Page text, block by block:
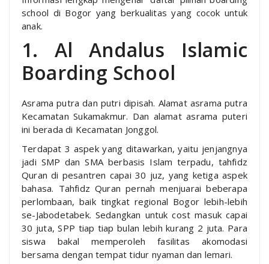
school di Bogor yang berkualitas yang cocok untuk
anak.
1. Al Andalus Islamic
Boarding School
Asrama putra dan putri dipisah. Alamat asrama putra
Kecamatan Sukamakmur. Dan alamat asrama puteri
ini berada di Kecamatan Jonggol.
Terdapat 3 aspek yang ditawarkan, yaitu jenjangnya
jadi SMP dan SMA berbasis Islam terpadu, tahfidz
Quran di pesantren capai 30 juz, yang ketiga aspek
bahasa. Tahfidz Quran pernah menjuarai beberapa
perlombaan, baik tingkat regional Bogor lebih-lebih
se-Jabodetabek. Sedangkan untuk cost masuk capai
30 juta, SPP tiap tiap bulan lebih kurang 2 juta. Para
siswa bakal memperoleh fasilitas akomodasi
bersama dengan tempat tidur nyaman dan lemari.